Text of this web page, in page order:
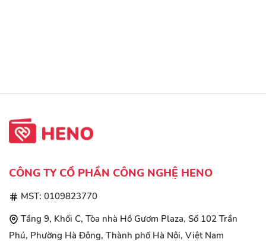
CÔNG TY CỔ PHẦN CÔNG NGHỆ HENO
MST: 0109823770
Tầng 9, Khối C, Tòa nhà Hồ Gươm Plaza, Số 102 Trần
Phú, Phường Hà Đông, Thành phố Hà Nội, Việt Nam